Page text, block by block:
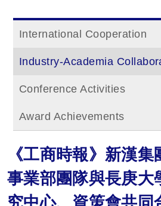
International Cooperation
Industry-Academia
Conference Activities
Award Achievements
《工商時報》新漢
事業部團隊與長庚大
究中心、資策會共同